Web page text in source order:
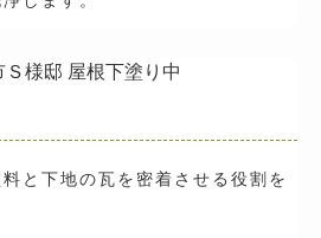
と下地の瓦を密着させる役割を